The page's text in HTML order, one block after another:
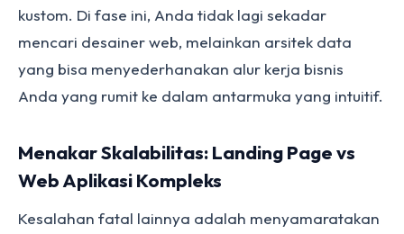
kustom. Di fase ini, Anda tidak lagi sekadar
mencari desainer web, melainkan arsitek data
yang bisa menyederhanakan alur kerja bisnis
Anda yang rumit ke dalam antarmuka yang intuitif.
Menakar Skalabilitas: Landing Page vs
Web Aplikasi Kompleks
Kesalahan fatal lainnya adalah menyamaratakan